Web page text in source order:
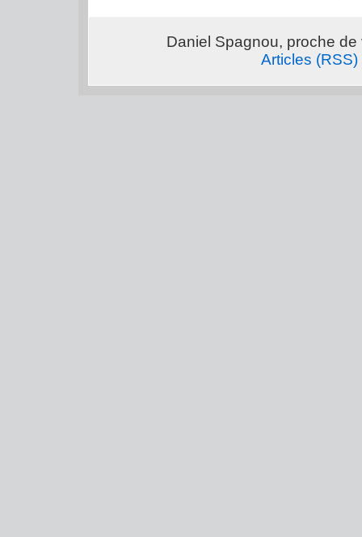
Daniel Spagnou, proche
Articles (RSS)